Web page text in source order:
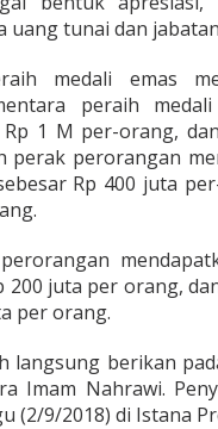
tunai dan
medali emas
peraih
1 M per-orang,
perak perorangan
Rp 400 juta
200 juta per orang,
per orang.
langsung berikan
Imam Nahrawi.
(2/9/2018) di Istana